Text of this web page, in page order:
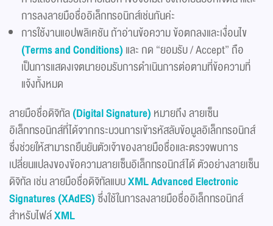
การลงลายมือชื่ออิเล็กทรอนิกส์เช่นกันค่ะ
การใช้งานแอปพลิเคชัน ถ้าอ่านข้อความ ข้อตกลงและเงื่อนไข
(Terms and Conditions) และ กด “ยอมรับ / Accept” ถือ
เป็นการแสดงเจตนายอมรับการดำเนินการต่อตามที่ข้อความที่
แจ้งทั้งหมด
ลายมือชื่อดิจิทัล (Digital Signature) หมายถึง ลายเซ็น
อิเล็กทรอนิกส์ที่ได้จากกระบวนการเข้ารหัสลับข้อมูลอิเล็กทรอนิกส์
ซึ่งช่วยให้สามารถยืนยันตัวเจ้าของลายมือชื่อและตรวจพบการ
เปลี่ยนแปลงของข้อความลายเซ็นอิเล็กทรอนิกส์ได้ ตัวอย่างลายเซ็น
ดิจิทัล เช่น ลายมือชื่อดิจิทัลแบบXML Advanced Electronic
Signatures (XAdES)ซึ่งใช้ในการลงลายมือชื่ออิเล็กทรอนิกส์
สำหรับไฟล์XML